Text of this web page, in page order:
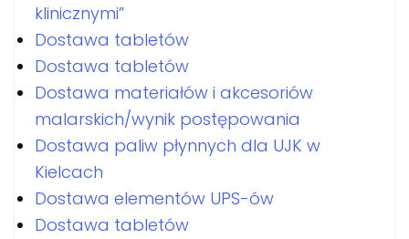
klinicznymi”
Dostawa tabletów
Dostawa tabletów
Dostawa materiałów i akcesoriów
malarskich/wynik postępowania
Dostawa paliw płynnych dla UJK w
Kielcach
Dostawa elementów UPS-ów
Dostawa tabletów